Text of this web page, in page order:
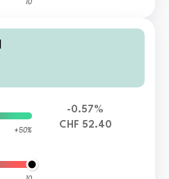
+50%
-0.57%
CHF 52.40